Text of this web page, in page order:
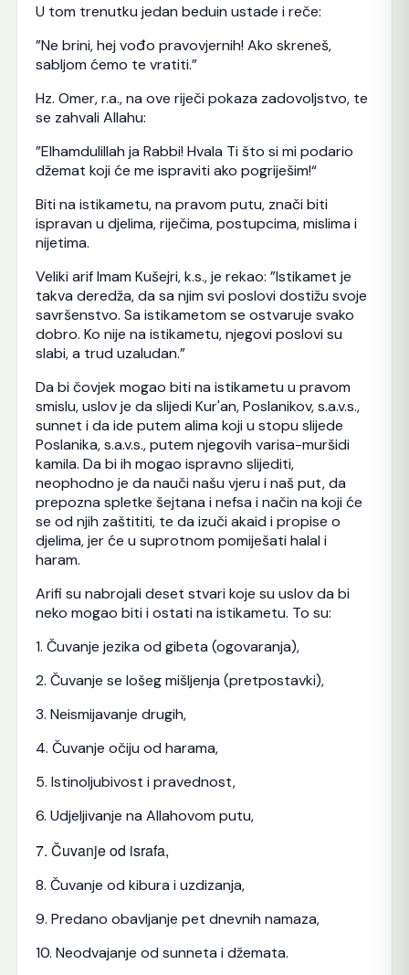
U tom trenutku jedan beduin ustade i reče:
”Ne brini, hej vođo pravovjernih! Ako skreneš,
sabljom ćemo te vratiti.”
Hz. Omer, r.a., na ove riječi pokaza zadovoljstvo, te
se zahvali Allahu:
”Elhamdulillah ja Rabbi! Hvala Ti što si mi podario
džemat koji će me ispraviti ako pogriješim!“
Biti na istikametu, na pravom putu, znači biti
ispravan u djelima, riječima, postupcima, mislima i
nijetima.
Veliki arif Imam Kušejri, k.s., je rekao: ”Istikamet je
takva deredža, da sa njim svi poslovi dostižu svoje
savršenstvo. Sa istikametom se ostvaruje svako
dobro. Ko nije na istikametu, njegovi poslovi su
slabi, a trud uzaludan.”
Da bi čovjek mogao biti na istikametu u pravom
smislu, uslov je da slijedi Kur'an, Poslanikov, s.a.v.s.,
sunnet i da ide putem alima koji u stopu slijede
Poslanika, s.a.v.s., putem njegovih varisa-muršidi
kamila. Da bi ih mogao ispravno slijediti,
neophodno je da nauči našu vjeru i naš put, da
prepozna spletke šejtana i nefsa i način na koji će
se od njih zaštititi, te da izuči akaid i propise o
djelima, jer će u suprotnom pomiješati halal i
haram.
Arifi su nabrojali deset stvari koje su uslov da bi
neko mogao biti i ostati na istikametu. To su:
1. Čuvanje jezika od gibeta (ogovaranja),
2. Čuvanje se lošeg mišljenja (pretpostavki),
3. Neismijavanje drugih,
4. Čuvanje očiju od harama,
5. Istinoljubivost i pravednost,
6. Udjeljivanje na Allahovom putu,
7. Čuvanje od israfa,
8. Čuvanje od kibura i uzdizanja,
9. Predano obavljanje pet dnevnih namaza,
10. Neodvajanje od sunneta i džemata.